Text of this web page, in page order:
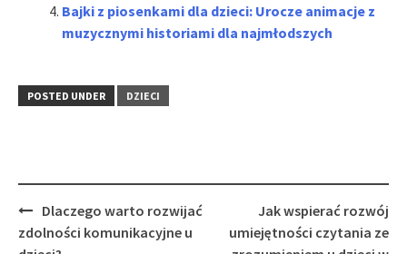
Bajki z piosenkami dla dzieci: Urocze animacje z
muzycznymi historiami dla najmłodszych
POSTED UNDER DZIECI
Post
navigation
Dlaczego warto rozwijać
zdolności komunikacyjne u
Jak wspierać rozwój
umiejętności czytania ze